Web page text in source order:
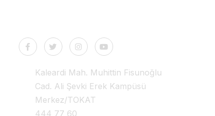
Kaleardi Mah. Muhittin Fisunoğlu
Cad. Ali Şevki Erek Kampüsü
Merkez/TOKAT
444 77 60